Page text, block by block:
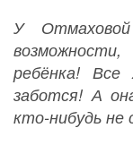
У
ребёнка!
заботся! А
кто-нибудь не